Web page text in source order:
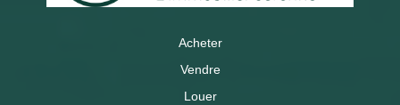
Acheter
Vendre
Louer